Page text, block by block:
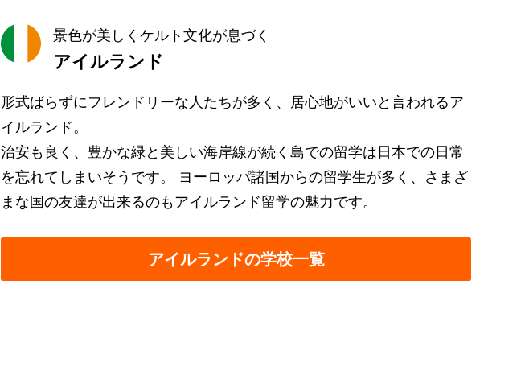
景色が美しくケルト文化が息づく
アイルランド
形式ばらずにフレンドリーな人たちが多く、居心地がいいと言われるア
イルランド。
治安も良く、豊かな緑と美しい海岸線が続く島での留学は日本での日常
を忘れてしまいそうです。 ヨーロッパ諸国からの留学生が多く、さまざ
まな国の友達が出来るのもアイルランド留学の魅力です。
アイルランドの学校一覧